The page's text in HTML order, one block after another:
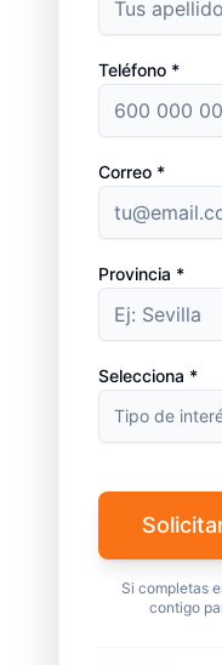
Teléfono *
Correo *
Provincia *
Selecciona *
Tipo de
Si completas
contigo